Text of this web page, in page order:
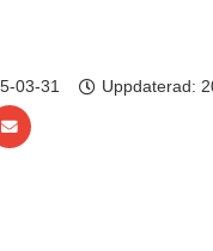
03-31 Uppdaterad: